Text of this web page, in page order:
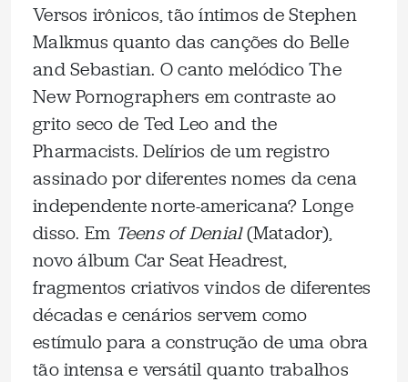
Versos irônicos, tão íntimos de Stephen
Malkmus quanto das canções do Belle
and Sebastian. O canto melódico The
New Pornographers em contraste ao
grito seco de Ted Leo and the
Pharmacists. Delírios de um registro
assinado por diferentes nomes da cena
independente norte-americana? Longe
disso. Em Teens of Denial(Matador),
novo álbum Car Seat Headrest,
fragmentos criativos vindos de diferentes
décadas e cenários servem como
estímulo para a construção de uma obra
tão intensa e versátil quanto trabalhos